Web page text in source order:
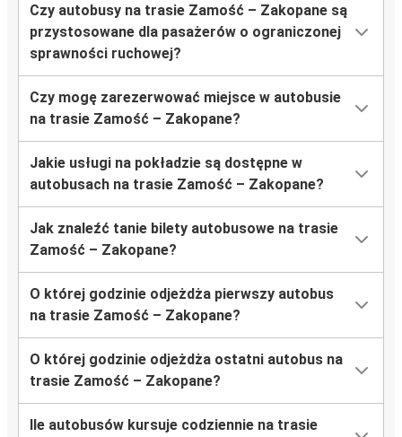
Czy autobusy na trasie Zamość – Zakopane są
przystosowane dla pasażerów o ograniczonej
sprawności ruchowej?
Czy mogę zarezerwować miejsce w autobusie
na trasie Zamość – Zakopane?
Jakie usługi na pokładzie są dostępne w
autobusach na trasie Zamość – Zakopane?
Jak znaleźć tanie bilety autobusowe na trasie
Zamość – Zakopane?
O której godzinie odjeżdża pierwszy autobus
na trasie Zamość – Zakopane?
O której godzinie odjeżdża ostatni autobus na
trasie Zamość – Zakopane?
Ile autobusów kursuje codziennie na trasie